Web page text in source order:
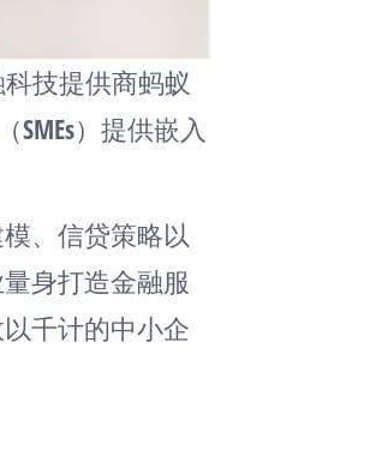
科技提供商蚂蚁
）提供嵌入
、信贷策略以
身打造金融服
千计的中小企